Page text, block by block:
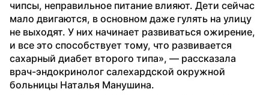
чипсы, неправильное питание влияют. Дети сейчас
мало двигаются, в основном даже гулять на улицу
не выходят. У них начинает развиваться ожирение,
и все это способствует тому, что развивается
сахарный диабет второго типа», — рассказала
врач-эндокринолог салехардской окружной
больницы Наталья Манушина.